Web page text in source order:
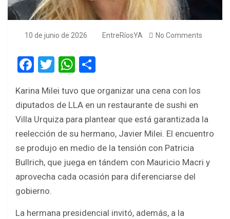
10 de junio de 2026 EntreRíosYA No Comments
F
ce
b
o
o
k
T
tt
er
W
at
s
A
p
p
ar
e
Karina Milei tuvo que organizar una cena con los
diputados de LLA en un restaurante de sushi en
Villa Urquiza para plantear que está garantizada la
reelección de su hermano, Javier Milei. El encuentro
se produjo en medio de la tensión con Patricia
Bullrich, que juega en tándem con Mauricio Macri y
aprovecha cada ocasión para diferenciarse del
gobierno.
La hermana presidencial invitó, además, a la